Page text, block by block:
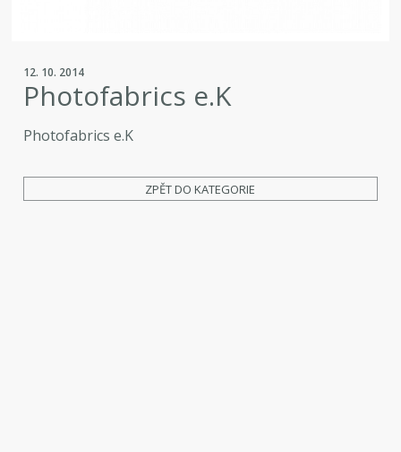
12. 10. 2014
Photofabrics e.K
Photofabrics e.K
ZPĚT DO KATEGORIE